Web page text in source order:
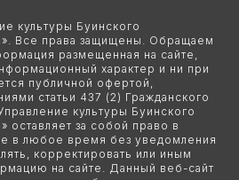
культуры Буинского
Все права защищены. Обращаем
размещенная на сайте,
характер и ни при
публичной офертой,
статьи 437 (2) Гражданского
культуры Буинского
оставляет за собой право в
в любое время без уведомления
корректировать или иным
на сайте. Данный веб-сайт